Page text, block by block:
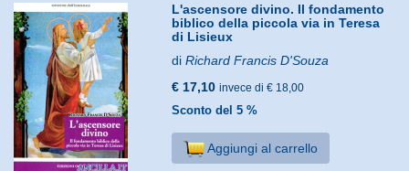
L'ascensore divino. Il fondamento
biblico della piccola via in Teresa
di Lisieux
diRichard Francis D'Souza
€ 17,10 invece di € 18,00
Sconto del 5 %
Aggiungi al carrello